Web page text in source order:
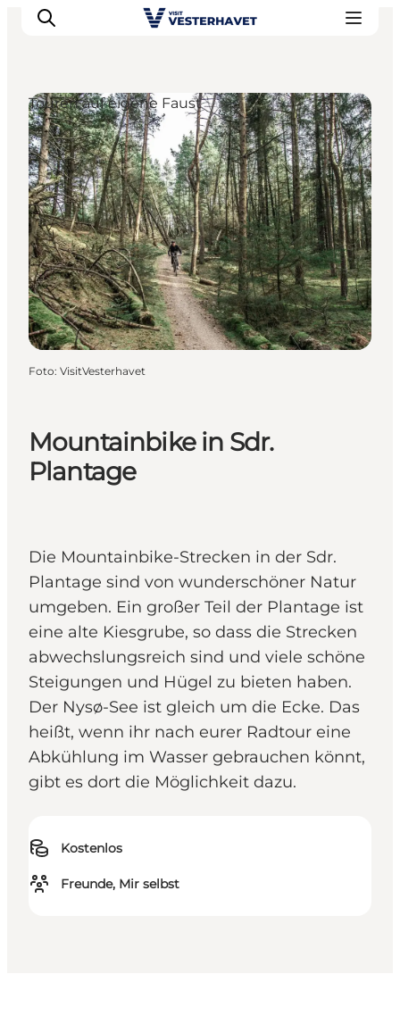
Events
Erlebnisse
Unsere Städte
Essen & Übernachtung
Tickets kaufen
Plane deine Reise
Mountainbike in Sdr.
Plantage
Die Mountainbike-Strecken in der Sdr.
Plantage sind von wunderschöner Natur
umgeben. Ein großer Teil der Plantage ist
eine alte Kiesgrube, so dass die Strecken
abwechslungsreich sind und viele schöne
Steigungen und Hügel zu bieten haben.
Der Nysø-See ist gleich um die Ecke. Das
heißt, wenn ihr nach eurer Radtour eine
Abkühlung im Wasser gebrauchen könnt,
gibt es dort die Möglichkeit dazu.
Kostenlos
Freunde, Mir selbst
Touren auf eigene Faust
Foto: VisitVesterhavet